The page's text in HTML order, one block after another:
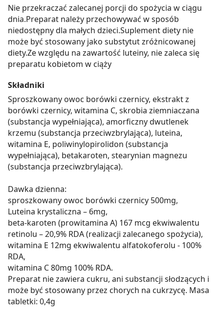
Nie przekraczać zalecanej porcji do spożycia w ciągu
dnia.Preparat należy przechowywać w sposób
niedostępny dla małych dzieci.Suplement diety nie
może być stosowany jako substytut zróżnicowanej
diety.Ze względu na zawartość luteiny, nie zaleca się
preparatu kobietom w ciąży
Składniki
Sproszkowany owoc borówki czernicy, ekstrakt z
borówki czernicy, witamina C, skrobia ziemniaczana
(substancja wypełniająca), amorficzny dwutlenek
krzemu (substancja przeciwzbrylająca), luteina,
witamina E, poliwinylopirolidon (substancja
wypełniająca), betakaroten, stearynian magnezu
(substancja przeciwzbrylająca).
Dawka dzienna:
sproszkowany owoc borówki czernicy 500mg,
Luteina krystaliczna – 6mg,
beta-karoten (prowitamina A) 167 mcg ekwiwalentu
retinolu – 20,9% RDA (realizacji zalecanego spożycia),
witamina E 12mg ekwiwalentu alfatokoferolu - 100%
RDA,
witamina C 80mg 100% RDA.
Preparat nie zawiera cukru, ani substancji słodzących i
może być stosowany przez chorych na cukrzycę. Masa
tabletki: 0,4g